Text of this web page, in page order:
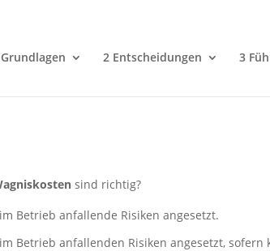
2 Entscheidungen 3
sind richtig?
Betrieb anfallende Risiken angesetzt.
Betrieb anfallenden Risiken angesetzt,